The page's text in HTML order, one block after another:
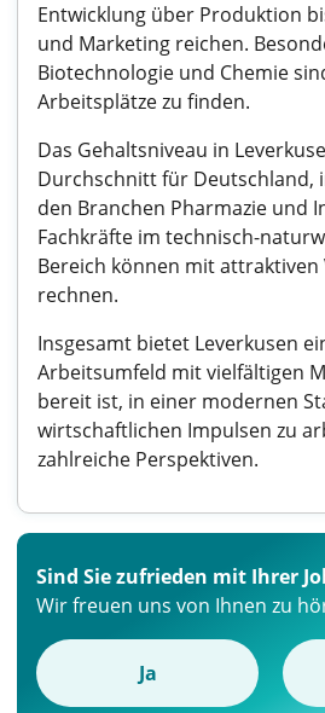
Entwicklung über Produktion
und Marketing reichen.
Biotechnologie und Chemie
Arbeitsplätze zu finden.
Das Gehaltsniveau in
Durchschnitt für Deutschland,
den Branchen Pharmazie und
Fachkräfte im technisch-
Bereich können mit attraktiven
rechnen.
Insgesamt bietet Leverkusen
Arbeitsumfeld mit vielfältigen
bereit ist, in einer modernen
wirtschaftlichen Impulsen zu
zahlreiche Perspektiven.
Sind Sie zufrieden mit Ihrer
Wir freuen uns von Ihnen zu
Ja